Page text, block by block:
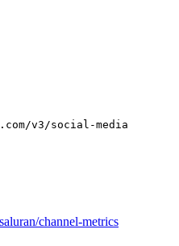
v3/social-media
/channel-metrics